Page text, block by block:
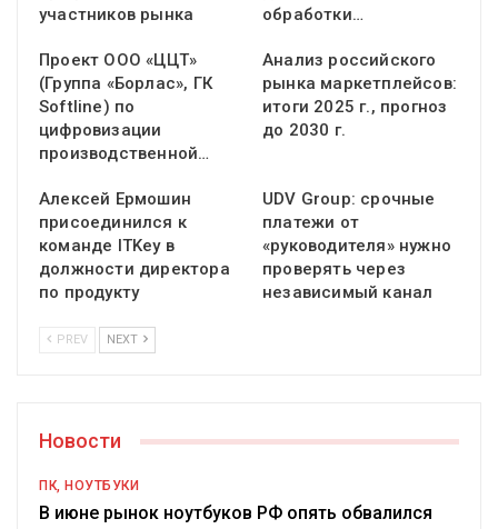
участников рынка
обработки…
Проект ООО «ЦЦТ»
(Группа «Борлас», ГК
Softline) по
цифровизации
производственной…
Анализ российского
рынка маркетплейсов:
итоги 2025 г., прогноз
до 2030 г.
Алексей Ермошин
присоединился к
команде ITKey в
должности директора
по продукту
UDV Group: срочные
платежи от
«руководителя» нужно
проверять через
независимый канал
PREV NEXT
Новости
ПК, НОУТБУКИ
В июне рынок ноутбуков РФ опять обвалился